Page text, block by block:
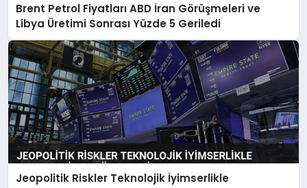
Brent Petrol Fiyatları ABD İran Görüşmeleri ve
Libya Üretimi Sonrası Yüzde 5 Geriledi
Jeopolitik Riskler Teknolojik İyimserlikle